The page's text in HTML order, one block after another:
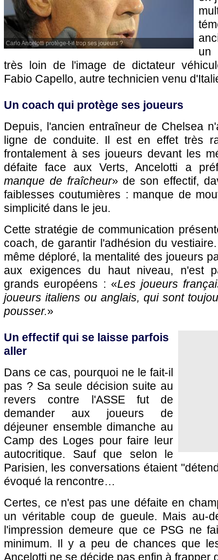
Carlo Ancelotti protège-t-il trop ses joueurs ?
un
très loin de l'image de dictateur
Fabio Capello, autre technicien venu
Un coach qui protège ses joueurs
Depuis, l'ancien entraîneur de Chelsea
ligne de conduite. Il est en effet très
frontalement à ses joueurs devant les
défaite face aux Verts, Ancelotti a
manque de fraîcheur» de son effectif,
faiblesses coutumières : manque de
simplicité dans le jeu.
Cette stratégie de communication
coach, de garantir l'adhésion du
même déploré, la mentalité des joueurs
aux exigences du haut niveau, n'est
grands européens : «Les joueurs
joueurs italiens ou anglais, qui sont
pousser.»
Un effectif qui se laisse parfois
aller
Dans ce cas, pourquoi ne le fait-il
pas ? Sa seule décision suite au
revers contre l'ASSE fut de
demander aux joueurs de
déjeuner ensemble dimanche au
Camp des Loges pour faire leur
autocritique. Sauf que selon le
Parisien, les conversations étaient
évoqué la rencontre…
Certes, ce n'est pas une défaite en
un véritable coup de gueule. Mais au-
l'impression demeure que ce PSG ne
minimum. Il y a peu de chances que
Ancelotti ne se décide pas enfin à frapper